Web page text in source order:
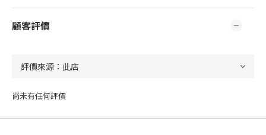
顧客評價
尚未有任何評價